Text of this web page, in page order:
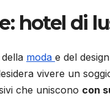
hotel di
moda e del
vivere un
che uniscono con